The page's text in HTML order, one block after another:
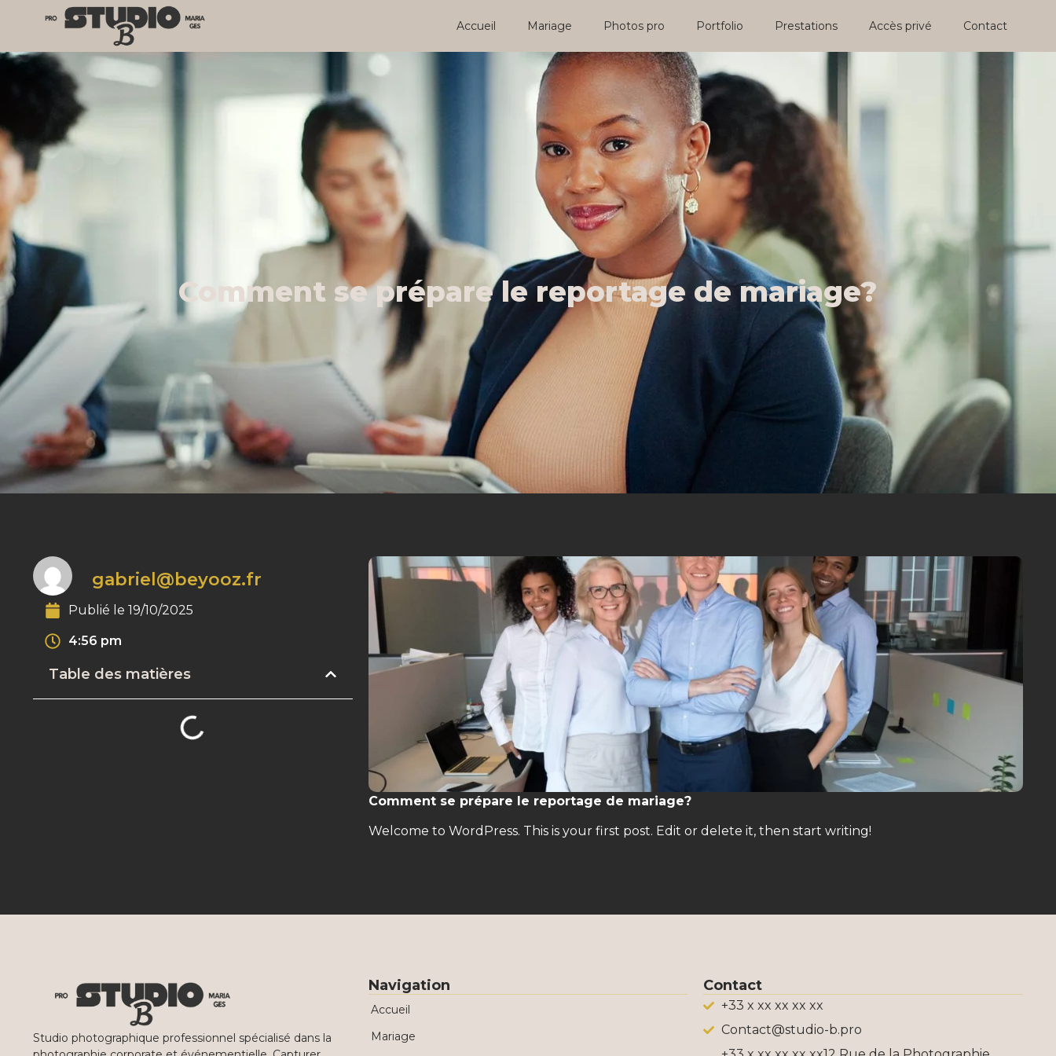
Accueil Mariage Photos pro Portfolio Prestations Accès privé Contact
Comment se prépare le reportage de mariage?
gabriel@beyooz.fr
Publié le 19/10/2025
4:56 pm
Table des matières
Comment se prépare le reportage de mariage?
Welcome to WordPress. This is your first post. Edit or delete it, then start writing!
Studio photographique professionnel spécialisé dans la
Navigation
Accueil
Mariage
Contact
+33 x xx xx xx xx
Contact@studio-b.pro